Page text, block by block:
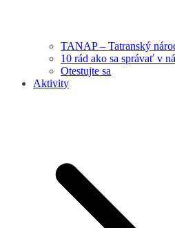
TANAP – Tatranský
10 rád ako sa správať v
Otestujte sa
Aktivity